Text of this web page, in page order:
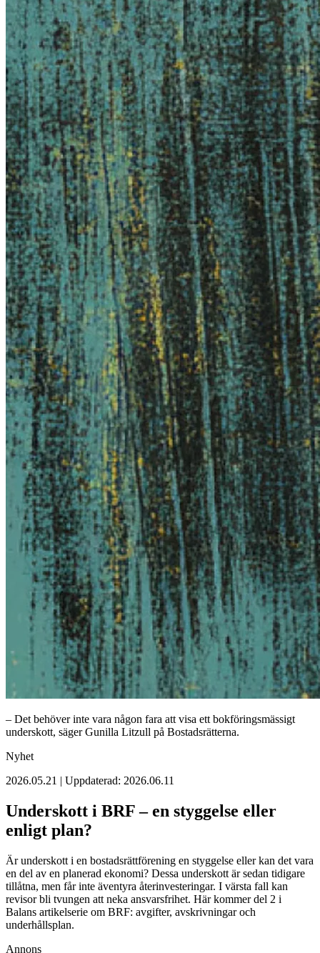
– Det behöver inte vara någon fara att visa ett bokföringsmässigt
underskott, säger Gunilla Litzull på Bostadsrätterna.
Nyhet
2026.05.21 | Uppdaterad: 2026.06.11
Underskott i BRF – en styggelse eller
enligt plan?
Är underskott i en bostadsrättförening en styggelse eller kan det vara
en del av en planerad ekonomi? Dessa underskott är sedan tidigare
tillåtna, men får inte äventyra återinvesteringar. I värsta fall kan
revisor bli tvungen att neka ansvarsfrihet. Här kommer del 2 i
Balans artikelserie om BRF: avgifter, avskrivningar och
underhållsplan.
Annons